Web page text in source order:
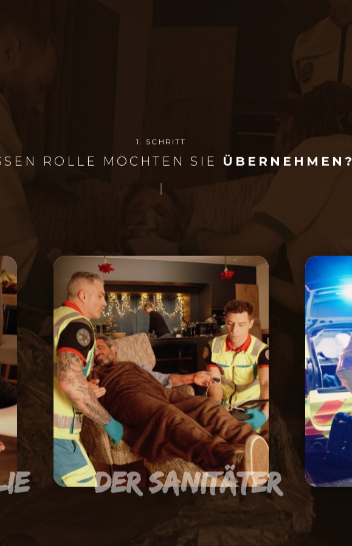
1. SCHRITT
ROLLE MÖCHTEN SIE ÜBERNEHMEN?
Der Sanitäter